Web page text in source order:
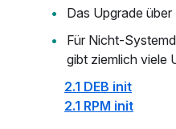
Das Upgrade
Für Nicht-
gibt ziemlich viele
2.1 DEB init
2.1 RPM init